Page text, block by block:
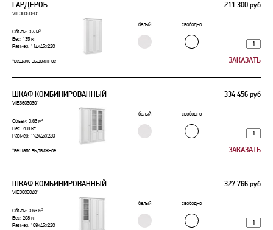
ГАРДЕРОБ 211 300 руб
VIE36050201
белый
свободно
Объем: 0.4 м³
Вес: 135 кг
Размер: 114x45x220
*вешало выдвижное
ШКАФ КОМБИНИРОВАННЫЙ 334 456 руб
VIE36050301
белый
свободно
Объем: 0.63 м³
Вес: 208 кг
Размер: 172x45x220
*вешало выдвижное
ШКАФ КОМБИНИРОВАННЫЙ 327 766 руб
VIE36050401
белый
свободно
Объем: 0.63 м³
Вес: 208 кг
Размер: 169x45x220